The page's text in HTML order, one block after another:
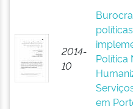
2014-
10
Política
em